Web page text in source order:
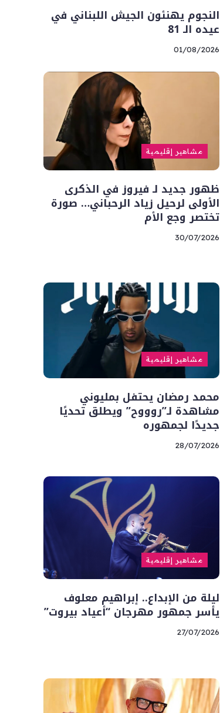
النجوم يهنئون الجيش اللبناني في
عيده الـ 81
01/08/2026
مشاهير إقليمية
ظهور جديد لـ فيروز في الذكرى
الأولى لرحيل زياد الرحباني… صورة
تختصر وجع الأم
30/07/2026
مشاهير إقليمية
محمد رمضان يحتفل بمليوني
مشاهدة لـ”روووح” ويطلق تحديًا
جديدًا لجمهوره
28/07/2026
مشاهير إقليمية
ليلة من الإبداع.. إبراهيم معلوف
يأسر جمهور مهرجان “أعياد بيروت”
27/07/2026